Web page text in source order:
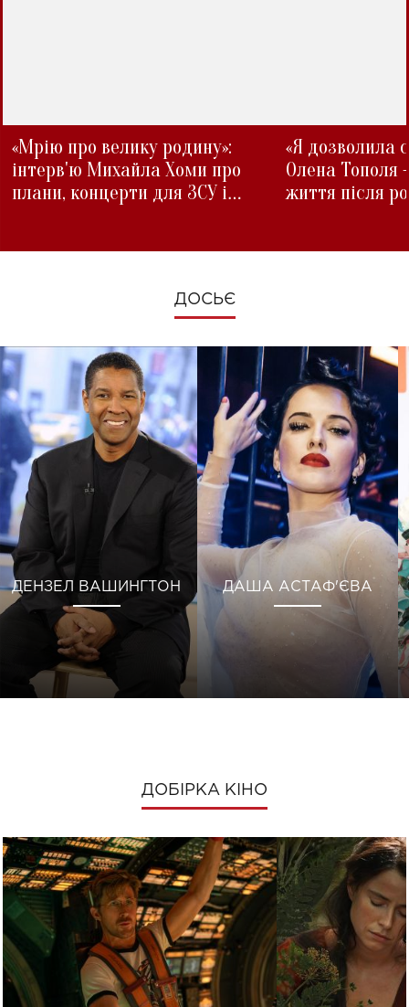
«Мрію про велику родину»:
інтерв'ю Михайла Хоми про
плани, концерти для ЗСУ і
«Я дозволила
Олена Тополя
життя після
ДОСЬЄ
ДЕНЗЕЛ ВАШИНГТОН ДАША АСТАФ'ЄВА
ДОБІРКА КІНО